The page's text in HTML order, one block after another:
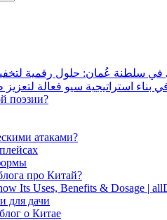
في سلطنة عُمان: حلول رقمية
استراتيجية سيو فعالة
поэзии?
атаками?
про Китай?
Its Uses, Benefits & Dosage |
для дачи
о Китае